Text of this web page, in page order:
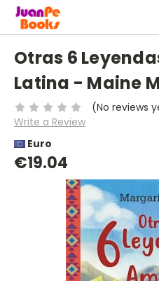
Otras 6
Latina - Maine
(No reviews
Write a Review
Euro
€19.04